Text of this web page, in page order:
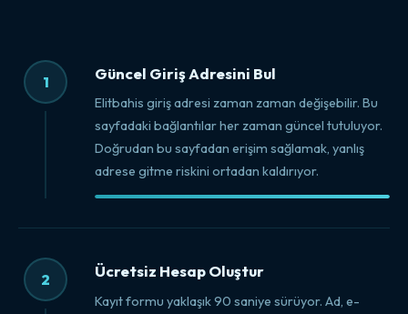
1 Güncel Giriş Adresini Bul
Elitbahis giriş adresi zaman zaman değişebilir. Bu
sayfadaki bağlantılar her zaman güncel tutuluyor.
Doğrudan bu sayfadan erişim sağlamak, yanlış
adrese gitme riskini ortadan kaldırıyor.
2 Ücretsiz Hesap Oluştur
Kayıt formu yaklaşık 90 saniye sürüyor. Ad, e-